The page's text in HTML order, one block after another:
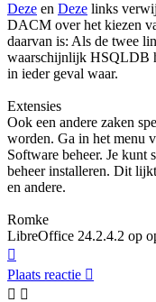
Deze en Deze links
DACM over het kiezen
daarvan is: Als de twee
waarschijnlijk HSQLDB
in ieder geval waar.
Extensies
Ook een andere zaken
worden. Ga in het menu
Software beheer. Je kunt
beheer installeren. Dit
en andere.
Romke
LibreOffice 24.2.4.2 op
Plaats reactie